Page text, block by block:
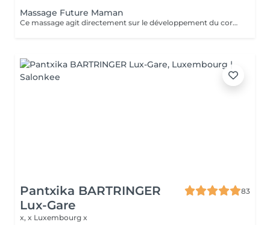
Massage Future Maman
Ce massage agit directement sur le développement du corps de la future maman. Il soulage les douleurs et les tensions musculaires ainsi que les crampes dans les jambes. Il permet également de favoriser le sommeil et la récupération, ainsi que la diminution des douleurs sciatiques. Du côté de bébé, il ressentira aussi le bien-être de sa maman et pourra donc se sentir en sécurité et heureux. Le massage est réalisé avec l'aide d'un coussin conçu spécialement pour vous permettre de vous allonger sur le ventre en toute sécurité et confort.
Pantxika BARTRINGER
Lux-Gare
83
x, x Luxembourg x